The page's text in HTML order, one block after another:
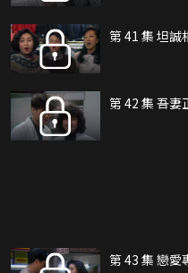
第 41 集 坦誠
第 42 集 吾妻
第 43 集 戀愛